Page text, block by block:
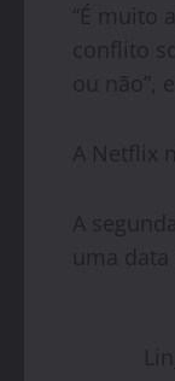
“É muito
conflito
ou não”,
A Netflix
A
uma